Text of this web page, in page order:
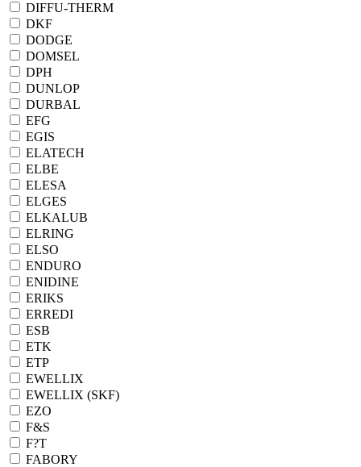
DIFFU-THERM
DKF
DODGE
DOMSEL
DPH
DUNLOP
DURBAL
EFG
EGIS
ELATECH
ELBE
ELESA
ELGES
ELKALUB
ELRING
ELSO
ENDURO
ENIDINE
ERIKS
ERREDI
ESB
ETK
ETP
EWELLIX
EWELLIX (SKF)
EZO
F&S
F?T
FABORY